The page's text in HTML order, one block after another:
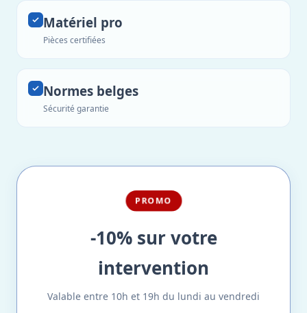
Matériel pro
Pièces certifiées
Normes belges
Sécurité garantie
PROMO
-10% sur votre
intervention
Valable entre 10h et 19h du lundi au vendredi